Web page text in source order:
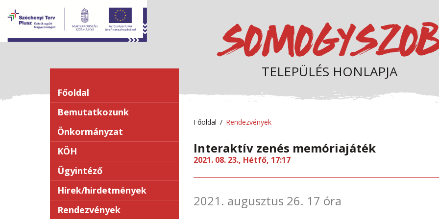
TELEPÜLÉS HONLAPJA
Főoldal
Bemutatkozunk
Önkormányzat
KÖH
Ügyintéző
Hírek/hirdetmények
Rendezvények
Főoldal Rendezvények
Interaktív zenés memóriajáték
2021. 08. 23., Hétfő, 17:17
2021. augusztus 26. 17 óra